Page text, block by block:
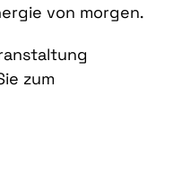
von morgen.
zum